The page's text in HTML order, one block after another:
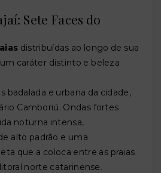
Sete Faces do
distribuídas ao longo de sua
caráter distinto e beleza
badalada e urbana da cidade,
Camboriú. Ondas fortes
noturna intensa,
alto padrão e uma
que a coloca entre as praias
norte catarinense.